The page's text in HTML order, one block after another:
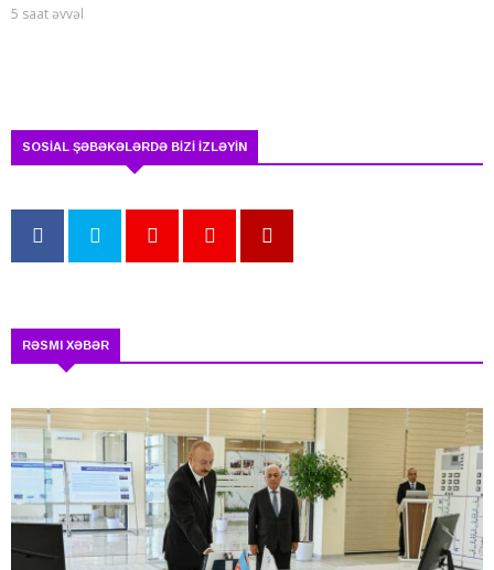
5 saat əvvəl
SOSİAL ŞƏBƏKƏLƏRDƏ BİZİ İZLƏYİN
RƏSMI XƏBƏR